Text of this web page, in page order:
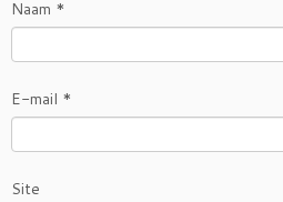
Naam *
E-mail *
Site